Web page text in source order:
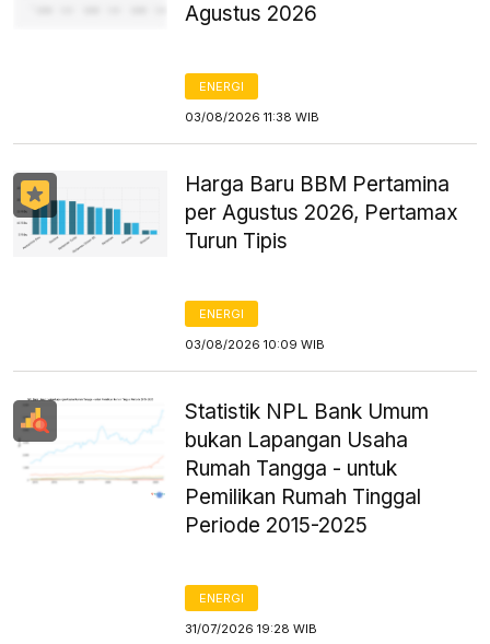
Agustus 2026
ENERGI
03/08/2026 11:38 WIB
Harga Baru BBM Pertamina
per Agustus 2026, Pertamax
Turun Tipis
ENERGI
03/08/2026 10:09 WIB
Statistik NPL Bank Umum
bukan Lapangan Usaha
Rumah Tangga - untuk
Pemilikan Rumah Tinggal
Periode 2015-2025
ENERGI
31/07/2026 19:28 WIB